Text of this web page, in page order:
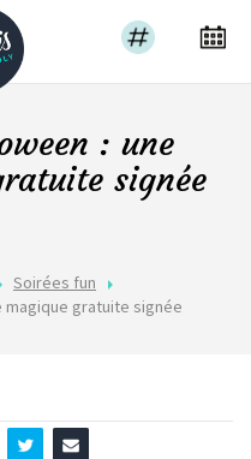
Soirées fun
magique gratuite signée
: une
signée